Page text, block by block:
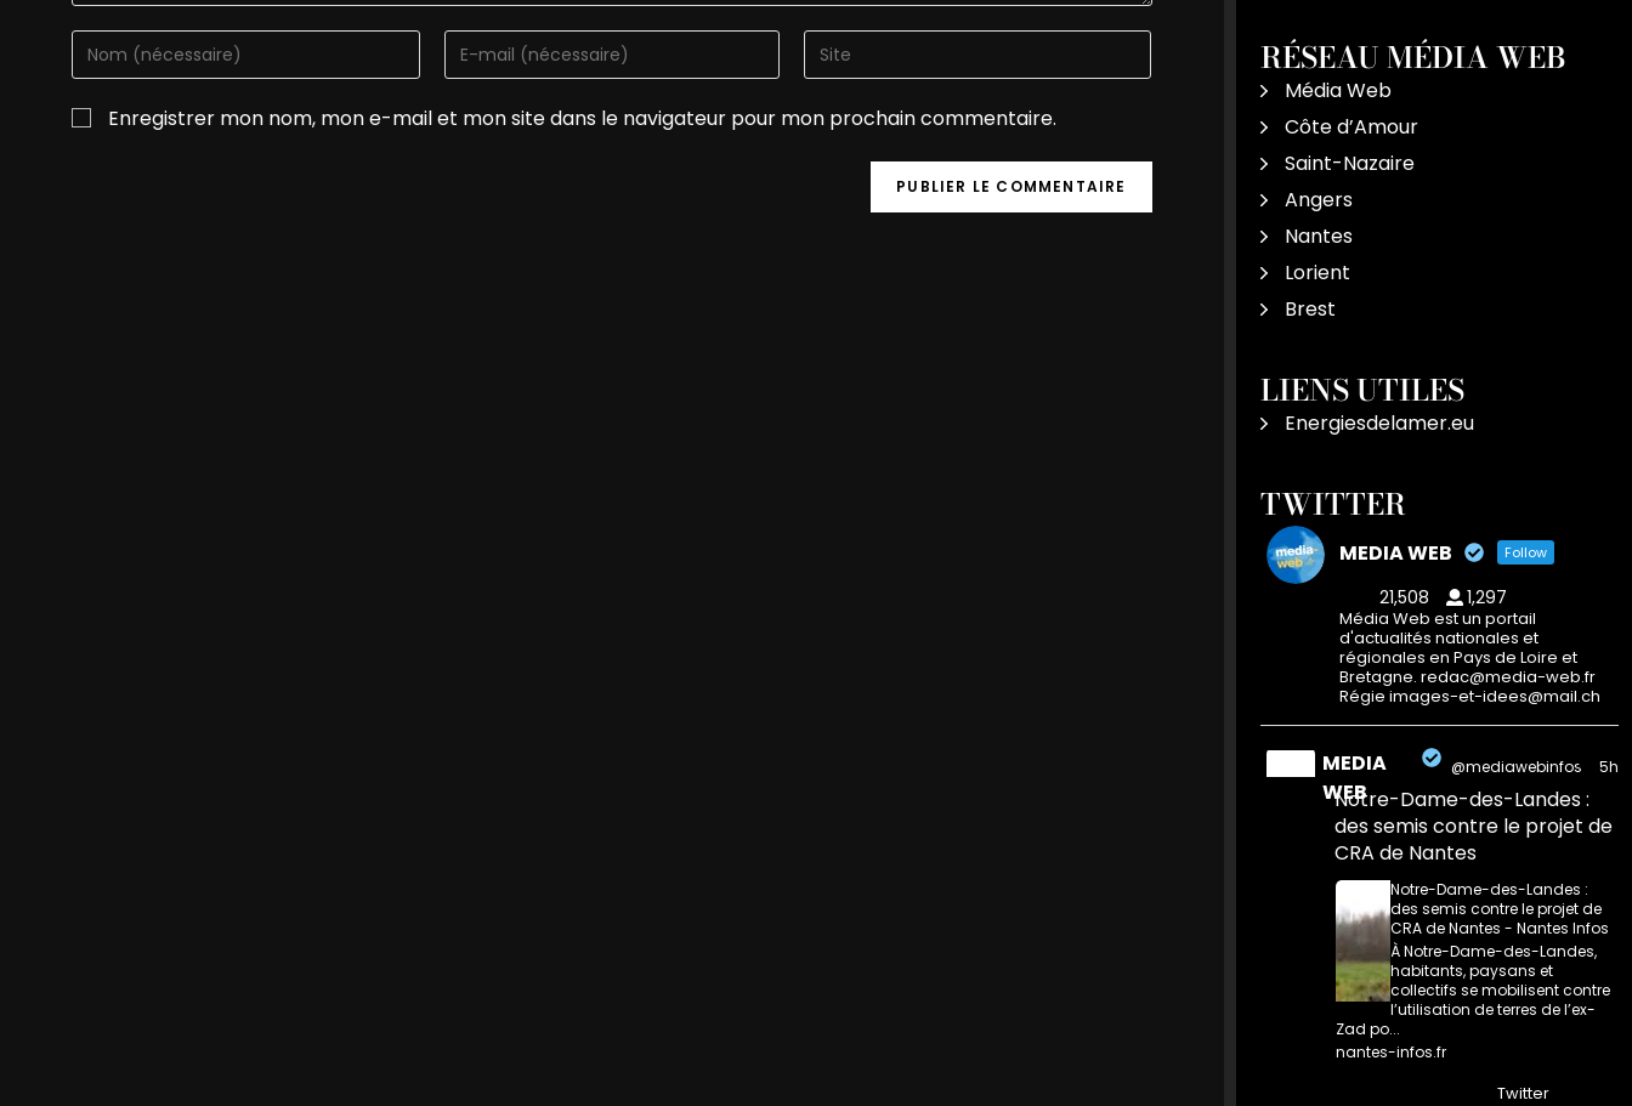
Enregistrer mon nom, mon e-mail et mon site dans le navigateur pour mon prochain commentaire.
RÉSEAU MÉDIA WEB
Média Web
Côte d’Amour
Saint-Nazaire
Angers
Nantes
Lorient
Brest
LIENS UTILES
Energiesdelamer.eu
TWITTER
MEDIA WEB Follow
21,508 1,297
Média Web est un portail
d'actualités nationales et
régionales en Pays de Loire et
Bretagne. redac@media-web.fr
Régie images-et-idees@mail.ch
MEDIA
WEB
@mediawebinfos 5h
Notre-Dame-des-Landes :
des semis contre le projet de
CRA de Nantes
Notre-Dame-des-Landes :
des semis contre le projet de
CRA de Nantes - Nantes Infos
À Notre-Dame-des-Landes,
habitants, paysans et
collectifs se mobilisent contre
l’utilisation de terres de l’ex-
Zad po...
nantes-infos.fr
Twitter